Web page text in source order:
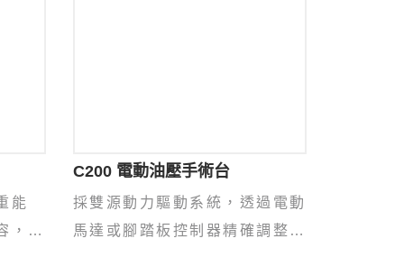
能
，滿
C200 電動油壓手術台
採雙源動力驅動系統，透過電動
馬達或腳踏板控制器精確調整體